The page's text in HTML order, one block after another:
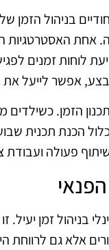
בניהול הזמן
אחת
לוחות זמנים
אפשר לייעל
הזמן.
לכלול הכנת
פעולה ועבודת
זמן יעיל.
אלא גם לרווחת